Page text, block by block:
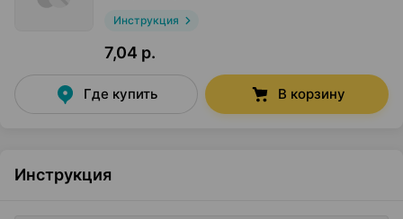
Инструкция
7,04 р.
Где купить В корзину
Инструкция